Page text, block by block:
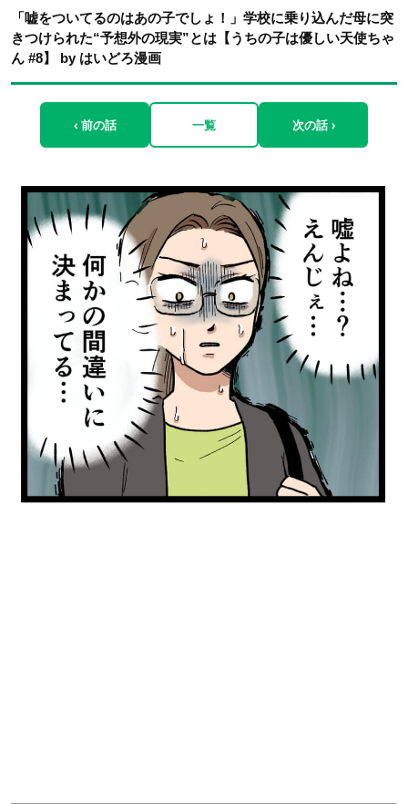
「嘘をついてるのはあの子でしょ！」学校に乗り込んだ母に突
きつけられた“予想外の現実”とは【うちの子は優しい天使ちゃ
ん #8】 by はいどろ漫画
‹ 前の話 一覧 次の話 ›